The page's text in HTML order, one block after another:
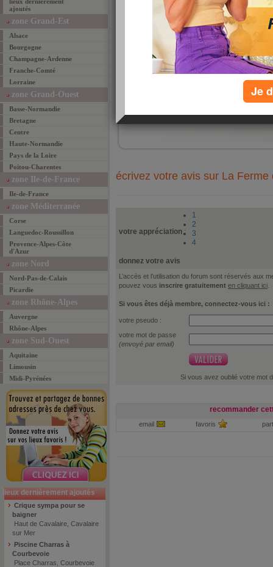
ajoutés
zone Grand-Est
Alsace
Bourgogne
Champagne-Ardenne
Franche-Comté
Lorraine
zone Grand-Ouest
Basse-Normandie
Bretagne
Centre
Haute-Normandie
Pays de la Loire
Poitou-Charentes
zone Ile-de-France
Ile-de-France
zone Méditerranée
Corse
Languedoc-Roussillon
Provence-Alpes-Côte
d'Azur
zone Nord
Nord-Pas-de-Calais
Picardie
zone Rhône-Alpes
Auvergne
Rhône-Alpes
zone Sud-Ouest
Aquitaine
Limousin
Midi-Pyrénées
lieux dernièrement ajoutés
Crique sympa pour se
baigner
Haut de Cavalaire, Cavalaire
sur Mer
Piscine Charras à
Courbevoie
Place Charras, Courbevoie
une
cidre
ajouter un lieu
écrivez votre avis sur La Ferme
votre appréciation:
1
2
3
4
donnez votre avis
L’accès et l’utilisation du forum sont réservés aux
pouvez vous inscrire gratuitement en cliquant ici
Si vous êtes déjà membre, connectez-vous ici :
votre pseudo :
votre mot de passe
(envoyé par email)
Si vous avez oublié votre mot
recommander
email favoris
Je